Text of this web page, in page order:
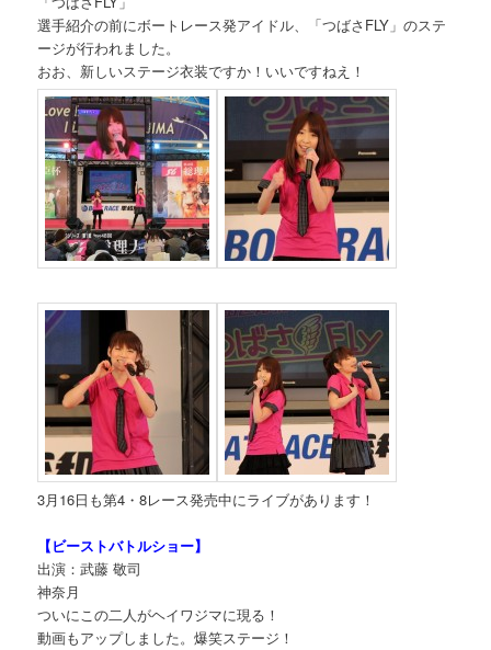
選手紹介の前にボートレース発アイドル、「つばさFLY」のステ
ージが行われました。
おお、新しいステージ衣装ですか！いいですねえ！
3月16日も第4・8レース発売中にライブがあります！
【ビーストバトルショー】
出演：武藤 敬司
神奈月
ついにこの二人がヘイワジマに現る！
動画もアップしました。爆笑ステージ！